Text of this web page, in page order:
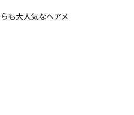
も大人気なヘアメ